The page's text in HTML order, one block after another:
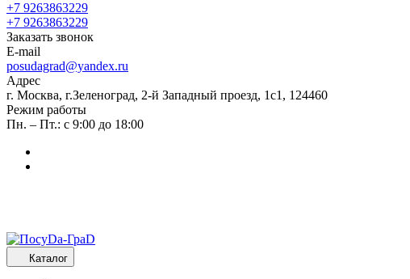
+7 9263863229
+7 9263863229
Заказать звонок
E-mail
posudagrad@yandex.ru
Адрес
г. Москва, г.Зеленоград, 2-й Западный проезд, 1с1, 124460
Режим работы
Пн. – Пт.: с 9:00 до 18:00
Каталог